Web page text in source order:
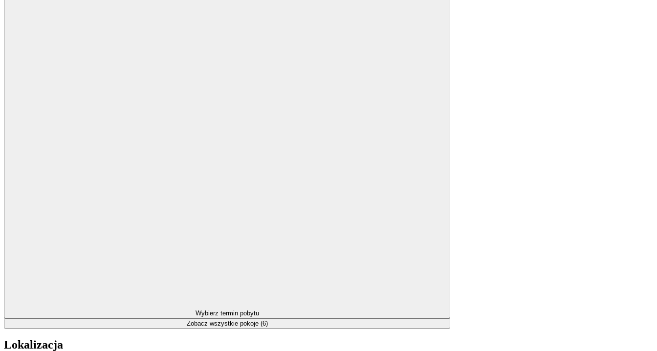
Lokalizacja
Wybierz termin pobytu
Zobacz wszystkie pokoje (6)